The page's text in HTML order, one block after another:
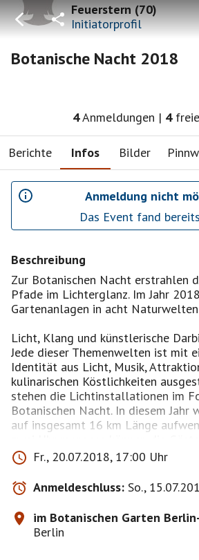
Feuerstern(70)
Initiatorprofil
Botanische Nacht 2018
4Anmeldungen | 4
Berichte Infos Bilder
Anmeldung nicht
Das Event fand
Beschreibung
Zur Botanischen Nacht erstrahlen
Pfade im Lichterglanz. Im Jahr
Gartenanlagen in acht
Licht, Klang und künstlerische
Jede dieser Themenwelten ist mit
Identität aus Licht, Musik,
kulinarischen Köstlichkeiten
stehen die Lichtinstallationen im
Botanischen Nacht. In diesem Jahr
auf insgesamt 16 km Länge
zwei Uhr morgens können die
Garten Berlin-Dahlem verweilen.
Auf einen Blick
Wann genau: 20. ( 21) Juli 2018 ab
Wo: An der Kasse, Botanischer
Fr., 20.07.2018, 17:00 Uhr
Anmeldeschluss: So.,
im Botanischen Garten
Berlin